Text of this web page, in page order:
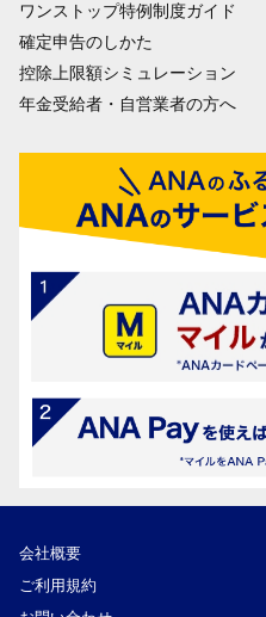
ワンストップ特例制度ガイド
確定申告のしかた
控除上限額シミュレーション
年金受給者・自営業者の方へ
会社概要
ご利用規約